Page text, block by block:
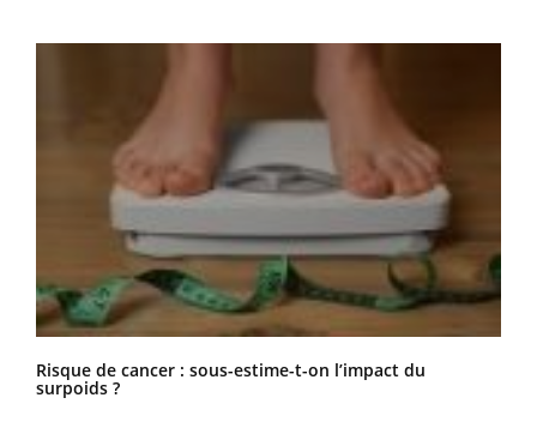
Risque de cancer : sous-estime-t-on l’impact du
surpoids ?